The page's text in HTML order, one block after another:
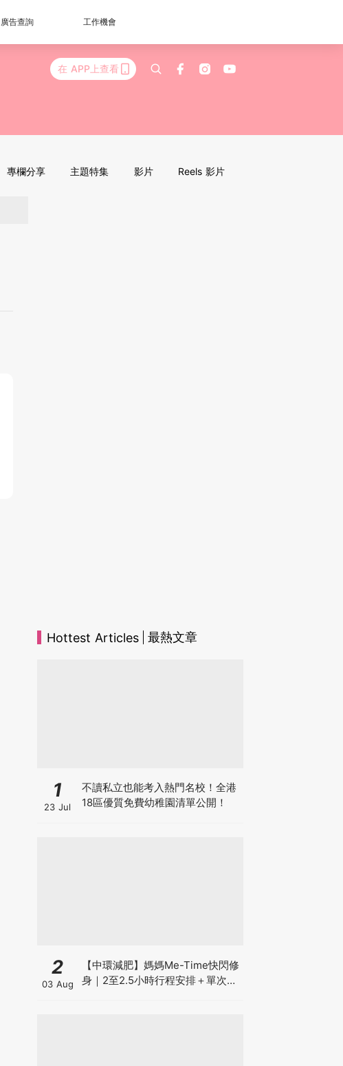
廣告查詢 工作機會
在 APP上查看
專欄分享 主題特集 影片 Reels 影片
Hottest Articles 最熱文章
1
23 Jul
不讀私立也能考入熱門名校！全港
18區優質免費幼稚園清單公開！
2
03 Aug
【中環減肥】媽媽Me-Time快閃修
身｜2至2.5小時行程安排＋單次收